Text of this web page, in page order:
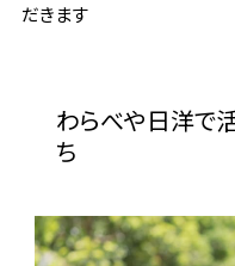
だきます
わらべや日洋で
ち